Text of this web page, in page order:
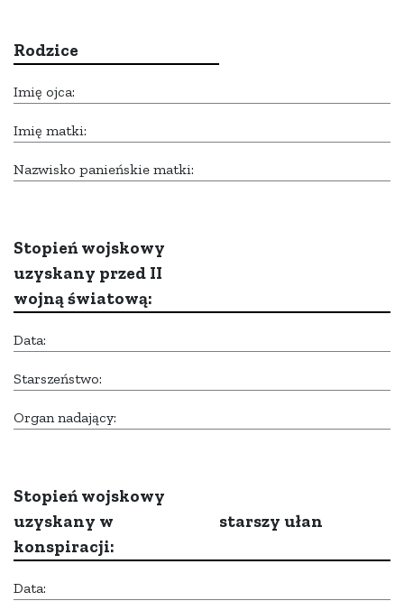
Rodzice
Imię ojca:
Imię matki:
Nazwisko panieńskie matki:
Stopień wojskowy
uzyskany przed II
wojną światową:
Data:
Starszeństwo:
Organ nadający:
Stopień wojskowy
uzyskany w
konspiracji:
starszy ułan
Data: